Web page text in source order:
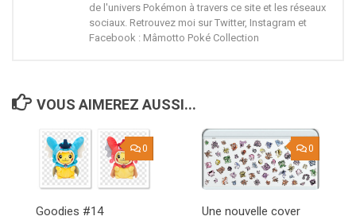
de l'univers Pokémon à travers ce site et les réseaux
sociaux. Retrouvez moi sur Twitter, Instagram et
Facebook : Mâmotto Poké Collection
VOUS AIMEREZ AUSSI...
0
Goodies #14
0
Une nouvelle cover